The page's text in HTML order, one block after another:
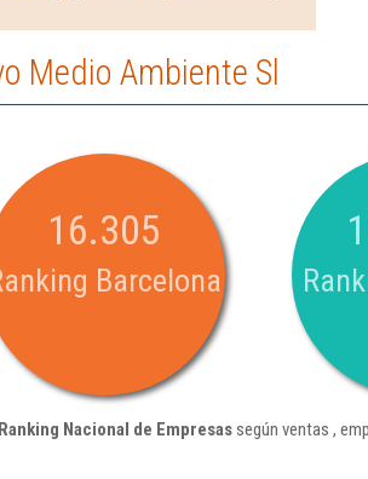
Medio Ambiente Sl
16.305
Barcelona
Ranking Nacional de Empresassegún ventas ,